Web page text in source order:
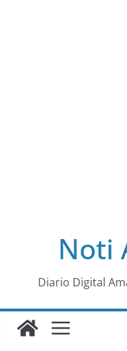
al
Noti
Diario Digital